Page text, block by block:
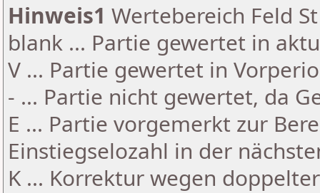
Hinweis1 Wertebereich Feld
blank ... Partie gewertet in
V ... Partie gewertet in
- ... Partie nicht gewertet, da
E ... Partie vorgemerkt zur
Einstiegselozahl in der
K ... Korrektur wegen